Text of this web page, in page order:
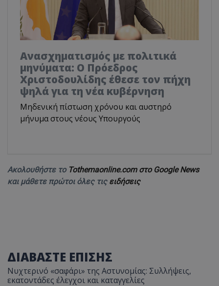
Ανασχηματισμός με πολιτικά
μηνύματα: Ο Πρόεδρος
Χριστοδουλίδης έθεσε τον πήχη
ψηλά για τη νέα κυβέρνηση
Μηδενική πίστωση χρόνου και αυστηρό
μήνυμα στους νέους Υπουργούς
Ακολουθήστε το Tothemaonline.com στο Google News
και μάθετε πρώτοι όλες τις ειδήσεις
ΔΙΑΒΑΣΤΕ ΕΠΙΣΗΣ
Νυχτερινό «σαφάρι» της Αστυνομίας: Συλλήψεις,
εκατοντάδες έλεγχοι και καταγγελίες